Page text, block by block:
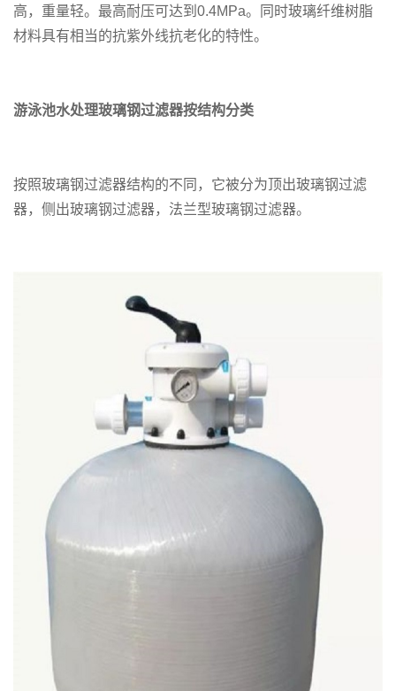
高，重量轻。最高耐压可达到0.4MPa。同时玻璃纤维树脂
材料具有相当的抗紫外线抗老化的特性。
游泳池水处理玻璃钢过滤器按结构分类
按照玻璃钢过滤器结构的不同，它被分为顶出玻璃钢过滤
器，侧出玻璃钢过滤器，法兰型玻璃钢过滤器。